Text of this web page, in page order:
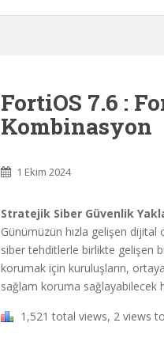
FortiOS 7.6 :
Kombinasyon
1 Ekim 2024
Stratejik Siber Güvenlik
Günümüzün hızla gelişen dijital
siber tehditlerle birlikte gelişen
korumak için kuruluşların,
sağlam koruma sağlayabilecek
1,521 total views, 2 views